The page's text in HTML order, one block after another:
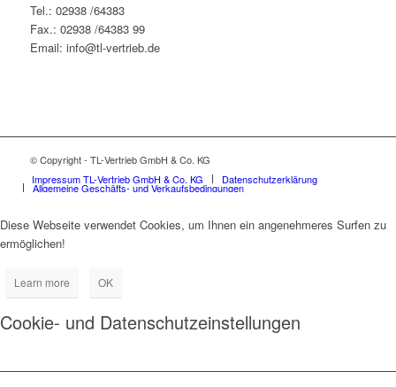
Tel.: 02938 /64383
Fax.: 02938 /64383 99
Email: info@tl-vertrieb.de
© Copyright - TL-Vertrieb GmbH & Co. KG
Impressum TL-Vertrieb GmbH & Co. KG
Datenschutzerklärung
Allgemeine Geschäfts- und Verkaufsbedingungen
Diese Webseite verwendet Cookies, um Ihnen ein angenehmeres Surfen zu
ermöglichen!
Learn more OK
Cookie- und Datenschutzeinstellungen